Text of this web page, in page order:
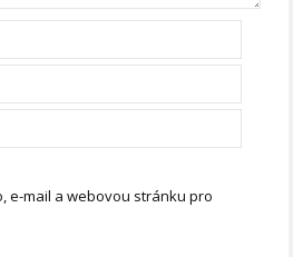
e-mail a webovou stránku pro